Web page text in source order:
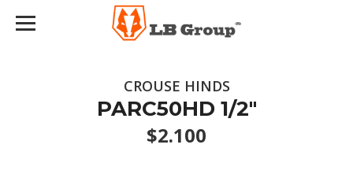
CROUSE HINDS
PARC50HD 1/2"
$2.100